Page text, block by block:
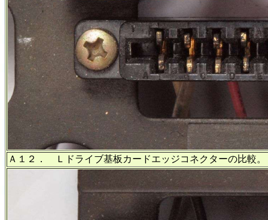
Ａ１２． Ｌドライブ基板カードエッジコネクターの比較